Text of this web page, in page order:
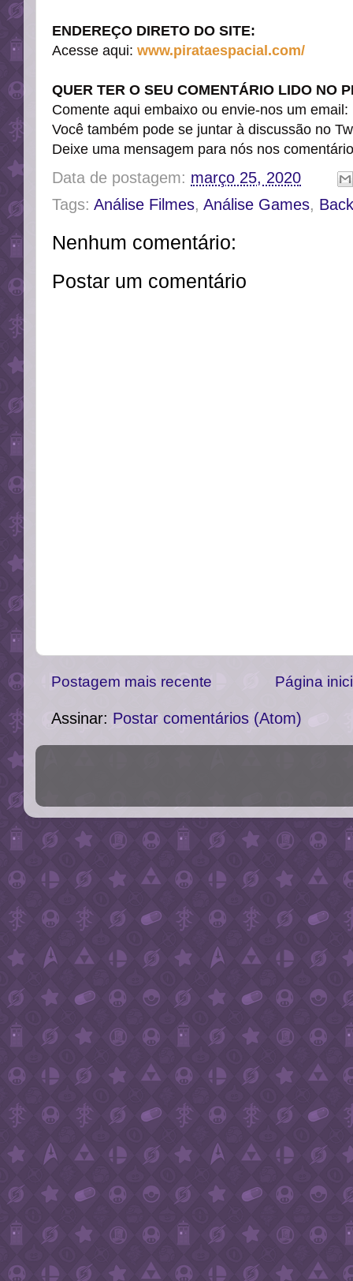
ENDEREÇO DIRETO DO SITE:
Acesse aqui: www.pirataespacial.com/
QUER TER O SEU COMENTÁRIO LIDO NO
Comente aqui embaixo ou envie-nos um email :
Você também pode se juntar à discussão no
Deixe uma mensagem para nós nos
Data de postagem: março 25, 2020
Tags: Análise Filmes, Análise Games,
Nenhum comentário:
Postar um comentário
Postagem mais recente Página
Assinar: Postar comentários (Atom)